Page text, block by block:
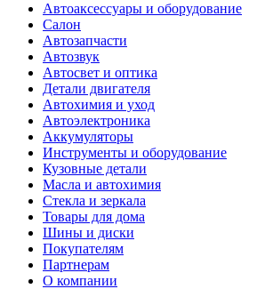
Автоаксессуары и оборудование
Салон
Автозапчасти
Автозвук
Автосвет и оптика
Детали двигателя
Автохимия и уход
Автоэлектроника
Аккумуляторы
Инструменты и оборудование
Кузовные детали
Масла и автохимия
Стекла и зеркала
Товары для дома
Шины и диски
Покупателям
Партнерам
О компании